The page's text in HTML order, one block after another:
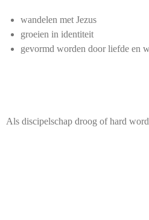
wandelen met Jezus
groeien in identiteit
gevormd worden door liefde en
Als discipelschap droog of hard